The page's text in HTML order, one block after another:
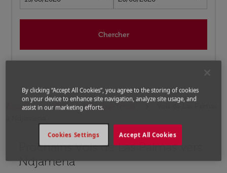
Chercher
Accueil Vols Vols pour Tchad
Prochains Vols de Las Palmas vers
Ndjamena
Aucun tarif trouvé pour les options populaires
By clicking “Accept All Cookies”, you agree to the storing of cookies
on your device to enhance site navigation, analyze site usage, and
assist in our marketing efforts.
Accept All Cookies
Cookies Settings